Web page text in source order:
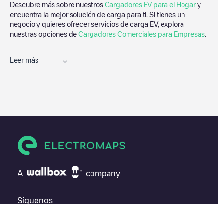
Descubre más sobre nuestros Cargadores EV para el Hogary
encuentra la mejor solución de carga para ti. Si tienes un
negocio y quieres ofrecer servicios de carga EV, explora
nuestras opciones de Cargadores Comerciales para Empresas
Leer más
información útil para crear la mejor experiencia para los
conductores de vehículos eléctricos.
Las opiniones de los conductores eléctricos son muy
importantes para valorar cuáles son los puntos de carga más
por lo que no dudes en dejar tu valoración de cuál fue tu
A company
Síguenos